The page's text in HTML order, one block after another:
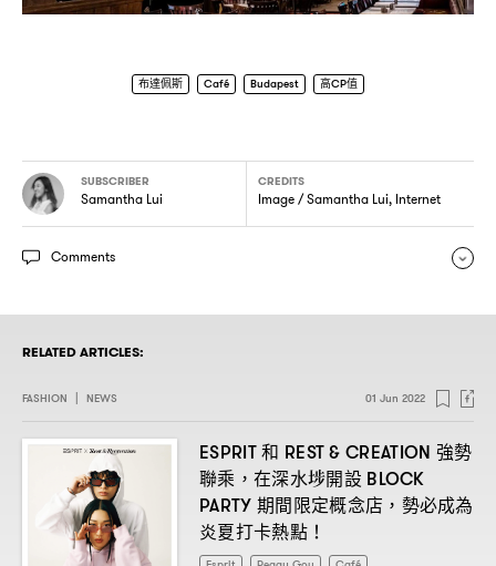
布達佩斯 Café Budapest 高CP值
SUBSCRIBER
Samantha Lui
CREDITS
Image / Samantha Lui, Internet
Comments
RELATED ARTICLES:
FASHION NEWS 01 Jun 2022
ESPRIT和 REST & CREATION強勢
聯乘 ， 在深水埗開設 BLOCK
PARTY 期間限定概念店 ， 勢必成為
炎夏打卡熱點！